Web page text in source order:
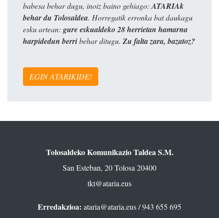
babesa behar dugu, inoiz baino gehiago:ATARIAk
behar du Tolosaldea. Horregatik erronka bat daukagu
esku artean: gure eskualdeko 28 herrietan hamarna
harpidedun berribehar ditugu. Zu falta zara, bazatoz?
EGIN ATARIKIDE!
Tolosaldeko Komunikazio Taldea S.M.
San Esteban, 20 Tolosa 20400
tkt@ataria.eus
Erredakzioa: ataria@ataria.eus/ 943 655 695